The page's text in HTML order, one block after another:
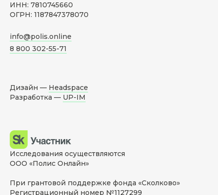
ИНН: 7810745660
ОГРН: 1187847378070
info@polis.online
8 800 302-55-71
Дизайн — Headspace
Разработка — UP-IM
Исследования осуществляются
ООО «Полис Онлайн»
При грантовой поддержке фонда «Сколково»
Регистрационный номер №1127299